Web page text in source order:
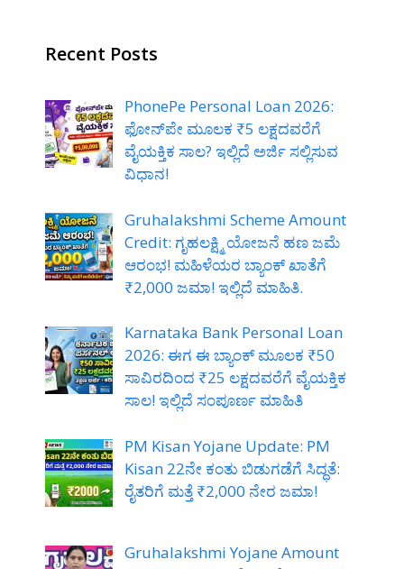
Recent Posts
PhonePe Personal Loan 2026:
ಫೋನ್‌ಪೇ ಮೂಲಕ ₹5 ಲಕ್ಷದವರೆಗೆ
ವೈಯಕ್ತಿಕ ಸಾಲ? ಇಲ್ಲಿದೆ ಅರ್ಜಿ ಸಲ್ಲಿಸುವ
ವಿಧಾನ!
Gruhalakshmi Scheme Amount
Credit: ಗೃಹಲಕ್ಷ್ಮಿ ಯೋಜನೆ ಹಣ ಜಮೆ
ಆರಂಭ! ಮಹಿಳೆಯರ ಬ್ಯಾಂಕ್ ಖಾತೆಗೆ
₹2,000 ಜಮಾ! ಇಲ್ಲಿದೆ ಮಾಹಿತಿ.
Karnataka Bank Personal Loan
2026: ಈಗ ಈ ಬ್ಯಾಂಕ್ ಮೂಲಕ ₹50
ಸಾವಿರದಿಂದ ₹25 ಲಕ್ಷದವರೆಗೆ ವೈಯಕ್ತಿಕ
ಸಾಲ! ಇಲ್ಲಿದೆ ಸಂಪೂರ್ಣ ಮಾಹಿತಿ
PM Kisan Yojane Update: PM
Kisan 22ನೇ ಕಂತು ಬಿಡುಗಡೆಗೆ ಸಿದ್ಧತೆ:
ರೈತರಿಗೆ ಮತ್ತೆ ₹2,000 ನೇರ ಜಮಾ!
Gruhalakshmi Yojane Amount